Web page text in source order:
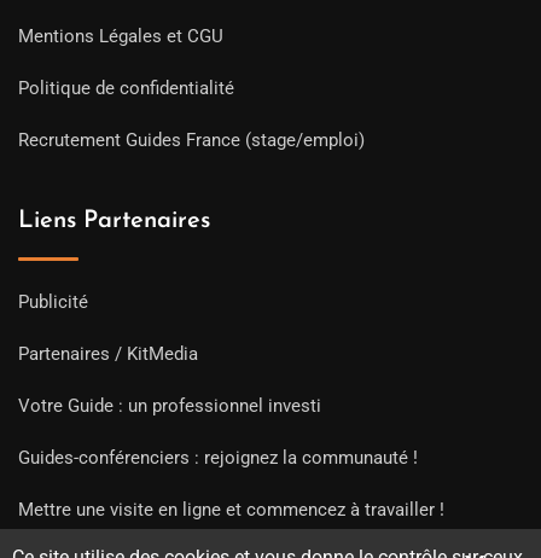
Mentions Légales et CGU
Politique de confidentialité
Recrutement Guides France (stage/emploi)
Liens Partenaires
Publicité
Partenaires / KitMedia
Votre Guide : un professionnel investi
Guides-conférenciers : rejoignez la communauté !
Mettre une visite en ligne et commencez à travailler !